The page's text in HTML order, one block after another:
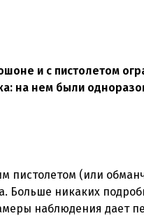
и с пистолетом
на нем были
пистолетом (или
Больше никаких
наблюдения дает